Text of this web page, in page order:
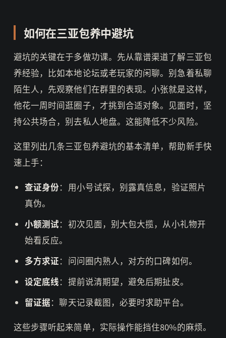
如何在三亚包养中避坑
避坑的关键在于多做功课。先从靠谱渠道了解三亚包
养经验，比如本地论坛或老玩家的闲聊。别急着私聊
陌生人，先观察他们在群里的表现。小张就是这样，
他花一周时间逛圈子，才挑到合适对象。见面时，坚
持公共场合，别去私人地盘。这能降低不少风险。
这里列出几条三亚包养避坑的基本清单，帮助新手快
速上手：
查证身份：用小号试探，别露真信息，验证照片
真伪。
小额测试：初次见面，别大包大揽，从小礼物开
始看反应。
多方求证：问问圈内熟人，对方的口碑如何。
设定底线：提前说清期望，避免后期扯皮。
留证据：聊天记录截图，必要时求助平台。
这些步骤听起来简单，实际操作能挡住80%的麻烦。